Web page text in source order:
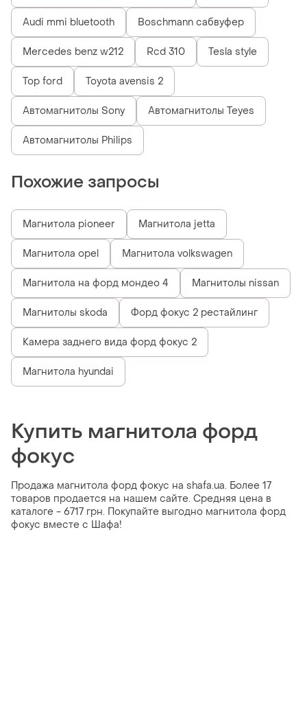
Audi mmi bluetooth Boschmann сабвуфер
Mercedes benz w212 Rcd 310 Tesla style
Top ford Toyota avensis 2
Автомагнитолы Sony Автомагнитолы Teyes
Автомагнитолы Philips
Похожие запросы
Магнитола pioneer Магнитола jetta
Магнитола opel Магнитола volkswagen
Магнитола на форд мондео 4 Магнитолы nissan
Магнитолы skoda Форд фокус 2 рестайлинг
Камера заднего вида форд фокус 2
Магнитола hyundai
Купить магнитола форд
фокус
Продажа магнитола форд фокус на shafa.ua. Более 17
товаров продается на нашем сайте. Средняя цена в
каталоге - 6717 грн. Покупайте выгодно магнитола форд
фокус вместе с Шафа!